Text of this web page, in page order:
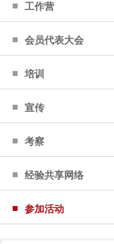
工作营
会员代表大会
培训
宣传
考察
经验共享网络
参加活动